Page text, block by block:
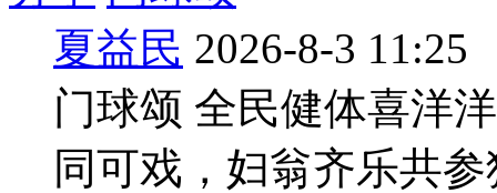
夏益民 2026-8-3 11:25
门球颂 全民健体喜洋
同可戏，妇翁齐乐共